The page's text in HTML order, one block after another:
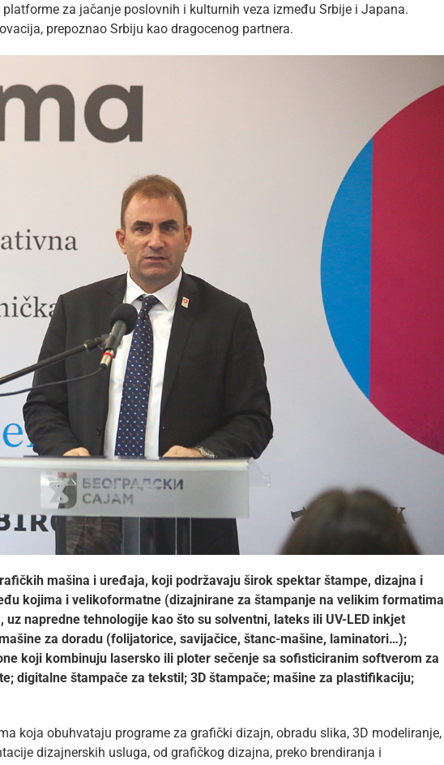
za jačanje poslovnih i kulturnih veza između Srbije i Japana.
prepoznao Srbiju kao dragocenog partnera.
mašina i uređaja, koji podržavaju širok spektar štampe, dizajna i
kojima i velikoformatne (dizajnirane za štampanje na velikim formatima
napredne tehnologije kao što su solventni, lateks ili UV-LED inkjet
za doradu (folijatorice, savijačice, štanc-mašine, laminatori…);
koji kombinuju lasersko ili ploter sečenje sa sofisticiranim softverom za
digitalne štampače za tekstil; 3D štampače; mašine za plastifikaciju;
koja obuhvataju programe za grafički dizajn, obradu slika, 3D modeliranje,
dizajnerskih usluga, od grafičkog dizajna, preko brendiranja i